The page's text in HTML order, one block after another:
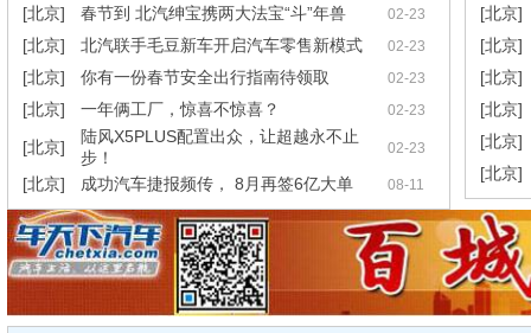
[北京] 春节到 北汽绅宝携两大法宝“斗”年兽 02-23
[北京] 北汽联手毛豆新车开启汽车零售新模式 02-23
[北京] 你有一份春节安全出行指南待领取 02-23
[北京] 一年俩工厂，惊喜不惊喜？ 02-23
[北京]
陆风X5PLUS配置出众，让超越永不止
步！
02-23
[北京] 成功汽车捷报频传， 8月再签6亿大单 08-11
[北京]
[北京]
[北京]
[北京]
[北京]
[北京]